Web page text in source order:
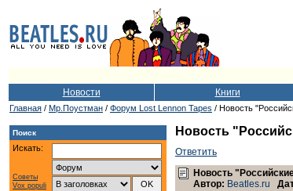
Новости Книги
Главная / Мр.Поустман / Форум Lost Lennon Tapes / Новость
Поиск
Искать:
Советы
Vox populi
Новость
Ответить
Новость
Автор: Beatles.ru